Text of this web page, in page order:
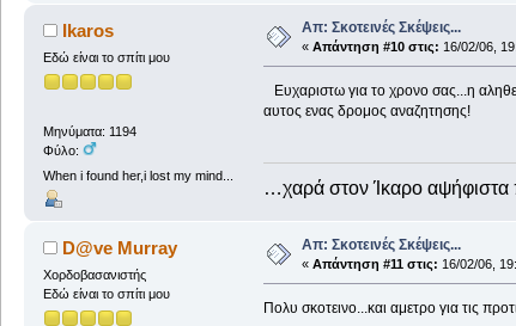
Ikaros
Εδώ είναι το σπίτι μου
Μηνύματα: 1194
Φύλο:
When i found her,i lost my mind...
Απ: Σκοτεινές Σκέψεις...
« Απάντηση #10 στις: 16/02/06,
Ευχαριστω για το χρονο σας...η
αυτος ενας δρομος αναζητησης!
…χαρά στον Ίκαρο
D@ve Murray
Χορδοβασανιστής
Εδώ είναι το σπίτι μου
Απ: Σκοτεινές Σκέψεις...
« Απάντηση #11 στις: 16/02/06,
Πολυ σκοτεινο...και αμετρο για τις